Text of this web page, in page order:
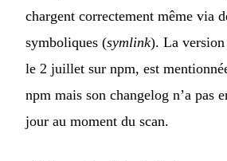
chargent correctement même via
symboliques (symlink). La version
le 2 juillet sur npm, est
npm mais son changelog n’a pas
jour au moment du scan.